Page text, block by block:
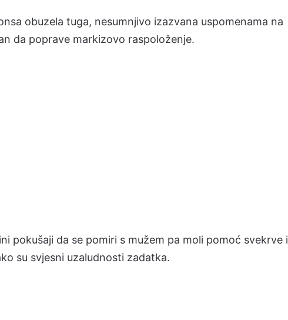
obuzela tuga, nesumnjivo izazvana uspomenama na
da poprave markizovo raspoloženje.
pokušaji da se pomiri s mužem pa moli pomoć svekrve i
su svjesni uzaludnosti zadatka.